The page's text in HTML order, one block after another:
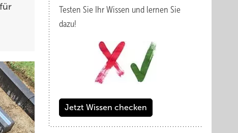
Testen Sie Ihr Wissen und lernen Sie
dazu!
Jetzt Wissen checken